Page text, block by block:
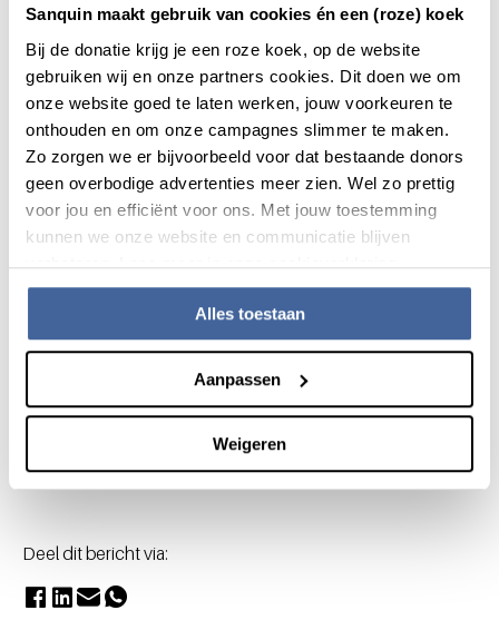
Sanquin maakt gebruik van cookies én een (roze) koek
Bij de donatie krijg je een roze koek, op de website
gebruiken wij en onze partners cookies. Dit doen we om
onze website goed te laten werken, jouw voorkeuren te
onthouden en om onze campagnes slimmer te maken.
Zo zorgen we er bijvoorbeeld voor dat bestaande donors
geen overbodige advertenties meer zien. Wel zo prettig
voor jou en efficiënt voor ons. Met jouw toestemming
kunnen we onze website en communicatie blijven
verbeteren. Lees meer in onze cookieverklaring.
Alles toestaan
Aanpassen
Weigeren
treatment for MSM should be abolished as soon as possible.
We have been in favor of this all these years, but we have
always put the interests of the patient first. Because blood
transfusions must be safe for patients.
That is why we have worked step by step on expanding the
donor selection policy for MSM. We were also supported in
that process by the Minister of Health, Welfare and Sport. At
every step, we explored, scientifically and practically, how
safe as before. And each step taken was evaluated to make
positive. An incredible amount of work has been done to
safely relieve restrictions for MSM to become donors and to
ensure patient safety. It is now time for the final step: equal
Deel dit bericht via: